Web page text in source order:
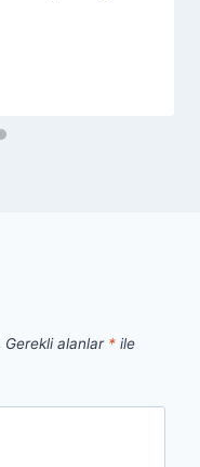
Gerekli alanlar * ile